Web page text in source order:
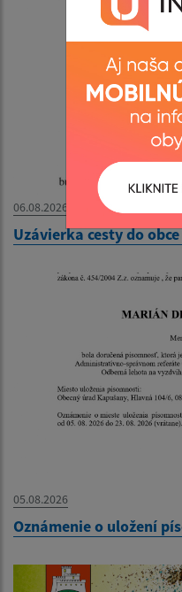
06.08.2026
Uzávierka cesty do
05.08.2026
Oznámenie o uložení